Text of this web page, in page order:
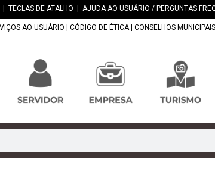
TECLAS DE ATALHO AJUDA AO USUÁRIO / PERGUNTAS
AO USUÁRIO CÓDIGO DE ÉTICA| CONSELHOS MUNICIPAIS